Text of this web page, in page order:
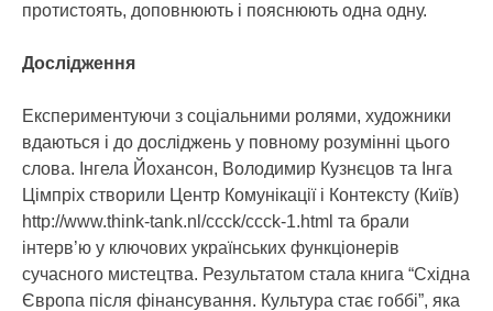
протистоять, доповнюють і пояснюють одна одну.
Дослідження
Експериментуючи з соціальними ролями, художники
вдаються і до досліджень у повному розумінні цього
слова. Інгела Йохансон, Володимир Кузнєцов та Інга
Цімпріх створили Центр Комунікації і Контексту (Київ)
http://www.think-tank.nl/ccck/ccck-1.html та брали
інтерв’ю у ключових українських функціонерів
сучасного мистецтва. Результатом стала книга “Східна
Європа після фінансування. Культура стає гоббі”, яка